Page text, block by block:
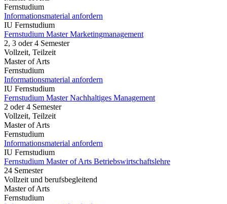
Fernstudium
Informationsmaterial anfordern
IU Fernstudium
Fernstudium Master Marketingmanagement
2, 3 oder 4 Semester
Vollzeit, Teilzeit
Master of Arts
Fernstudium
Informationsmaterial anfordern
IU Fernstudium
Fernstudium Master Nachhaltiges Management
2 oder 4 Semester
Vollzeit, Teilzeit
Master of Arts
Fernstudium
Informationsmaterial anfordern
IU Fernstudium
Fernstudium Master of Arts Betriebswirtschaftslehre
24 Semester
Vollzeit und berufsbegleitend
Master of Arts
Fernstudium